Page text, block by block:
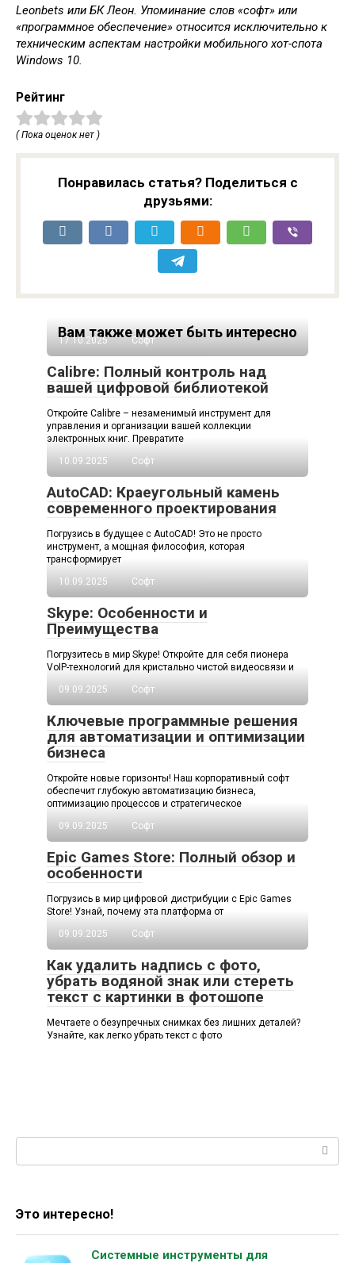
Leonbets или БК Леон. Упоминание слов «софт» или
«программное обеспечение» относится исключительно к
техническим аспектам настройки мобильного хот-спота
Windows 10.
Рейтинг
( Пока оценок нет )
Понравилась статья? Поделиться с
друзьями:
Вам также может быть интересно
17.10.2025 Софт
Calibre: Полный контроль над
вашей цифровой библиотекой
Откройте Calibre – незаменимый инструмент для
управления и организации вашей коллекции
электронных книг. Превратите
10.09.2025
Софт
AutoCAD: Краеугольный камень
современного проектирования
Погрузись в будущее с AutoCAD! Это не просто
инструмент, а мощная философия, которая
трансформирует
10.09.2025
Софт
Skype: Особенности и
Преимущества
Погрузитесь в мир Skype! Откройте для себя пионера
VoIP-технологий для кристально чистой видеосвязи и
09.09.2025
Софт
Ключевые программные решения
для автоматизации и оптимизации
бизнеса
Откройте новые горизонты! Наш корпоративный софт
обеспечит глубокую автоматизацию бизнеса,
оптимизацию процессов и стратегическое
09.09.2025
Софт
Epic Games Store: Полный обзор и
особенности
Погрузись в мир цифровой дистрибуции с Epic Games
Store! Узнай, почему эта платформа от
09.09.2025
Софт
Как удалить надпись с фото,
убрать водяной знак или стереть
текст с картинки в фотошопе
Мечтаете о безупречных снимках без лишних деталей?
Узнайте, как легко убрать текст с фото
Это интересно!
Системные инструменты для